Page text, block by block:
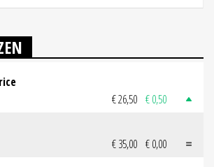
€ 26,50 € 0,50
€ 35,00 € 0,00